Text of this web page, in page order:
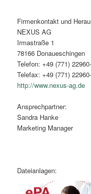
Firmenkontakt und
NEXUS AG
Irmastraße 1
78166 Donaueschingen
Telefon: +49 (771)
Telefax: +49 (771)
http://www.nexus-ag.de
Ansprechpartner:
Sandra Hanke
Marketing Manager
Dateianlagen: